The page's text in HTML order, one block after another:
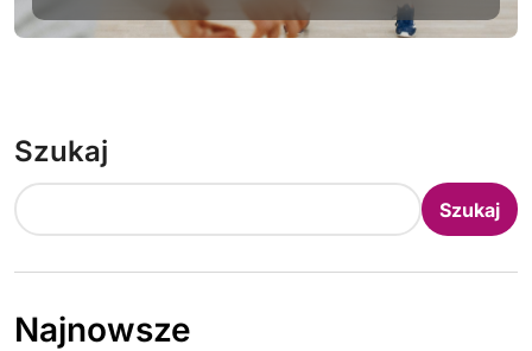
Szukaj
Szukaj
Najnowsze